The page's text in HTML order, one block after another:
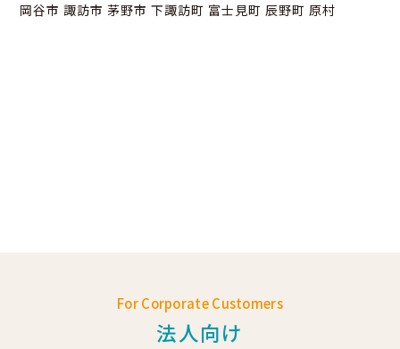
岡谷市 諏訪市 茅野市 下諏訪町 富士見町 辰野町 原村
For Corporate Customers
法人向け